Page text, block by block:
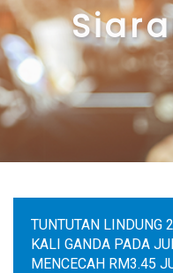
TUNTUTAN LINDUNG
KALI GANDA PADA
MENCECAH RM3.45